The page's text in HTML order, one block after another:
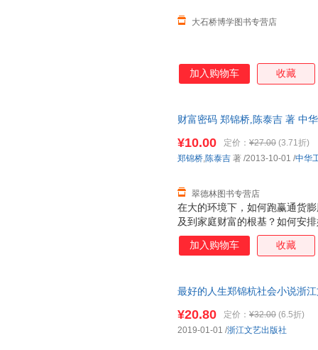
大石桥博学图书专营店
加入购物车 收藏
财富密码 郑锦桥,陈泰吉 著 中
在大的环境下，如何跑赢通货
及到家庭财富的根基？如何安
产损失？如何避免婚变影响企
产保值增值，又如何做好财富
的朋友们提供了、专业、实践
¥10.00 定价： ¥27.00 (3.71折)
翠德林图书专营店
郑锦桥,陈泰吉 著 /2013-10-01 /中华
加入购物车 收藏
最好的人生郑锦杭社会小说浙
¥20.80 定价： ¥32.00 (6.5折)
2019-01-01 /浙江文艺出版社